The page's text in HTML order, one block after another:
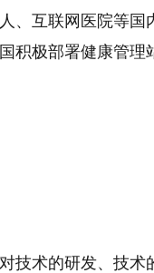
、互联网医院等国
积极部署健康管理
技术的研发、技术